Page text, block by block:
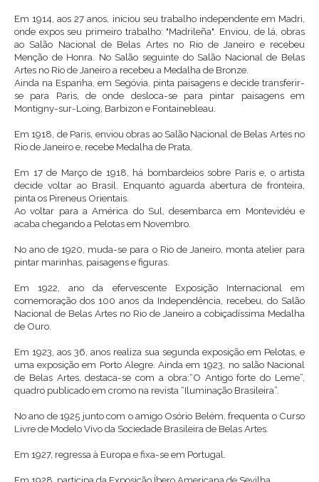
Em 1914, aos 27 anos, iniciou seu trabalho independente em Madri,
onde expos seu primeiro trabalho: "Madrileña". Enviou, de lá, obras
ao Salão Nacional de Belas Artes no Rio de Janeiro e recebeu
Menção de Honra. No Salão seguinte do Salão Nacional de Belas
Artes no Rio de Janeiro a recebeu a Medalha de Bronze.
Ainda na Espanha, em Segóvia, pinta paisagens e decide transferir-
se para Paris, de onde desloca-se para pintar paisagens em
Montigny-sur-Loing, Barbizon e Fontainebleau.
Em 1918, de Paris, enviou obras ao Salão Nacional de Belas Artes no
Rio de Janeiro e, recebe Medalha de Prata.
Em 17 de Março de 1918, há bombardeios sobre Paris e, o artista
decide voltar ao Brasil. Enquanto aguarda abertura de fronteira,
pinta os Pireneus Orientais.
Ao voltar para a América do Sul, desembarca em Montevidéu e
acaba chegando a Pelotas em Novembro.
No ano de 1920, muda-se para o Rio de Janeiro, monta atelier para
pintar marinhas, paisagens e figuras.
Em 1922, ano da efervescente Exposição Internacional em
comemoração dos 100 anos da Independência, recebeu, do Salão
Nacional de Belas Artes no Rio de Janeiro a cobiçadíssima Medalha
de Ouro.
Em 1923, aos 36, anos realiza sua segunda exposição em Pelotas, e
uma exposição em Porto Alegre. Ainda em 1923, no salão Nacional
de Belas Artes, destaca-se com a obra:“O Antigo forte do Leme”,
quadro publicado em cromo na revista “Iluminação Brasileira”.
No ano de 1925 junto com o amigo Osório Belém, frequenta o Curso
Livre de Modelo Vivo da Sociedade Brasileira de Belas Artes.
Em 1927, regressa à Europa e fixa-se em Portugal.